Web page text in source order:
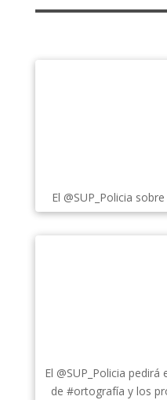
El @SUP_Policia
El @SUP_Policia
de #ortografía y los